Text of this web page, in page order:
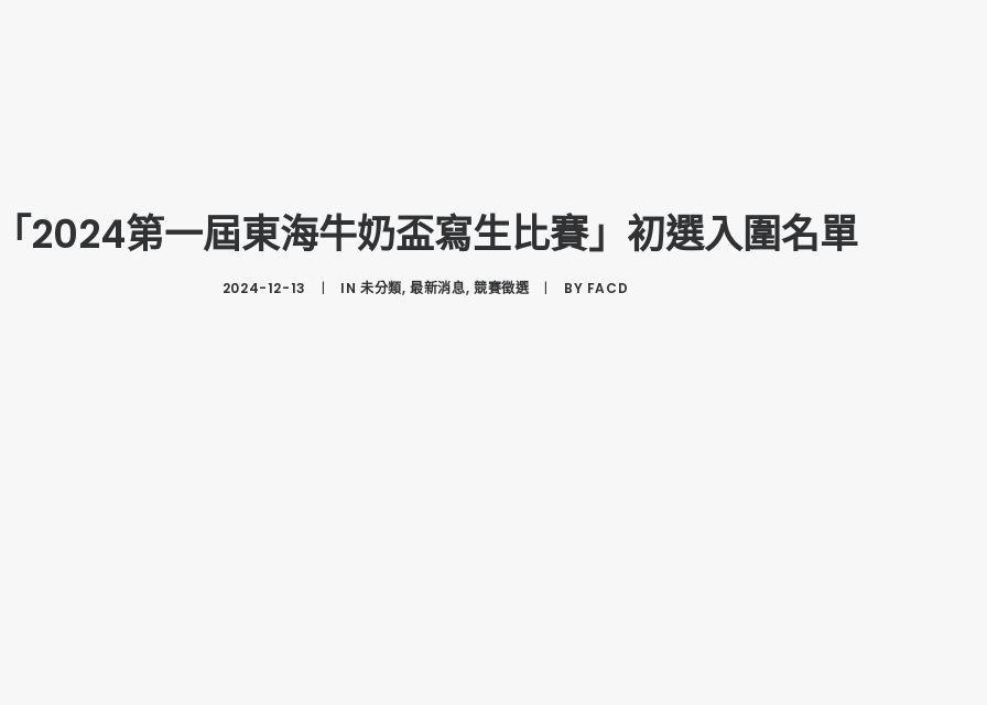
2024第一屆東海牛奶盃寫生比賽」初選入圍名單
2024-12-13 | IN未分類,最新消息, 競賽徵選 | BY FACD